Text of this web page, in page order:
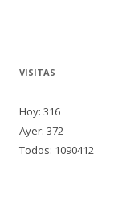
VISITAS
Hoy: 316
Ayer: 372
Todos: 1090412